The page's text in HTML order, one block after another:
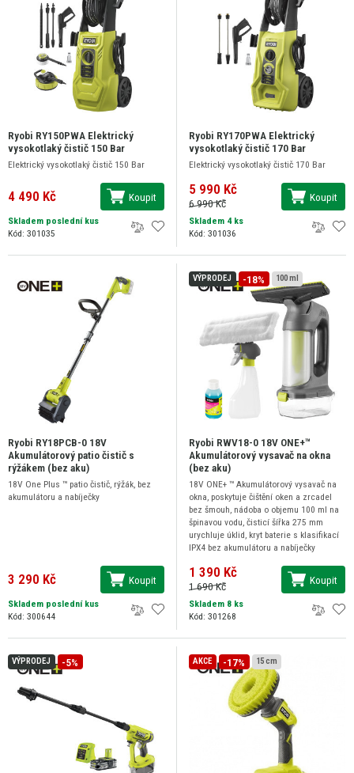
Ryobi RY150PWA Elektrický
vysokotlaký čistič 150 Bar
Elektrický vysokotlaký čistič 150 Bar
4 490 Kč Koupit
Skladem poslední kus
Kód: 301035
Ryobi RY170PWA Elektrický
vysokotlaký čistič 170 Bar
Elektrický vysokotlaký čistič 170 Bar
5 990 Kč
6 990 Kč
Koupit
Skladem 4 ks
Kód: 301036
Ryobi RY18PCB-0 18V
Akumulátorový patio čistič s
rýžákem (bez aku)
18V One Plus ™ patio čistič, rýžák, bez
akumulátoru a nabíječky
3 290 Kč Koupit
Skladem poslední kus
Kód: 300644
VÝPRODEJ -18% 100 ml
Ryobi RWV18-0 18V ONE+™
Akumulátorový vysavač na okna
(bez aku)
18V ONE+ ™ Akumulátorový vysavač na
okna, poskytuje čištění oken a zrcadel
bez šmouh, nádoba o objemu 100 ml na
špinavou vodu, čisticí šířka 275 mm
urychluje úklid, kryt baterie s klasifikací
IPX4 bez akumulátoru a nabíječky
1 390 Kč
1 690 Kč
Koupit
Skladem 8 ks
Kód: 301268
VÝPRODEJ -5% AKCE -17% 15 cm